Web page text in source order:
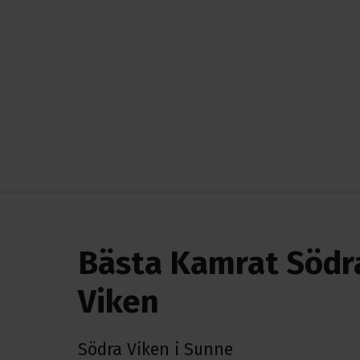
Bästa Kamrat
Viken
Södra Viken i Sunne